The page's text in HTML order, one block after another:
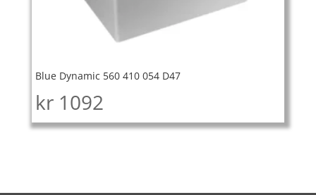
Blue Dynamic 560 410 054 D47
kr 1092